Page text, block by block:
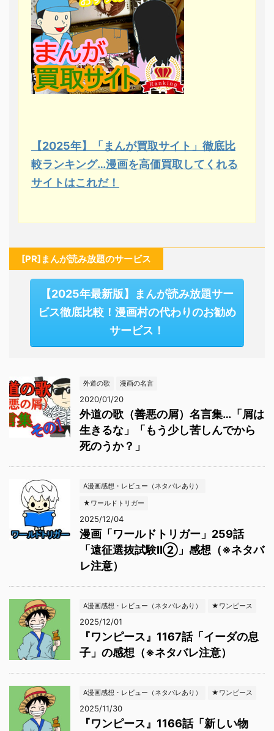
【2025年】「まんが買取サイト」徹底比
較ランキング…漫画を高価買取してくれる
サイトはこれだ！
[PR]まんが読み放題のサービス
【2025年最新版】まんが読み放題サー
ビス徹底比較！漫画村の代わりのお勧め
サービス！
外道の歌 漫画の名言
2020/01/20
外道の歌（善悪の屑）名言集…「屑は
生きるな」「もう少し苦しんでから
死のうか？」
A漫画感想・レビュー（ネタバレあり）
★ワールドトリガー
2025/12/04
漫画「ワールドトリガー」259話
「遠征選抜試験Ⅱ②」感想（※ネタバ
レ注意）
A漫画感想・レビュー（ネタバレあり） ★ワンピース
2025/12/01
『ワンピース』1167話「イーダの息
子」の感想（※ネタバレ注意）
A漫画感想・レビュー（ネタバレあり） ★ワンピース
2025/11/30
『ワンピース』1166話「新しい物